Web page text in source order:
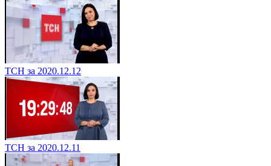
ТСН за 2020.12.12
ТСН за 2020.12.11